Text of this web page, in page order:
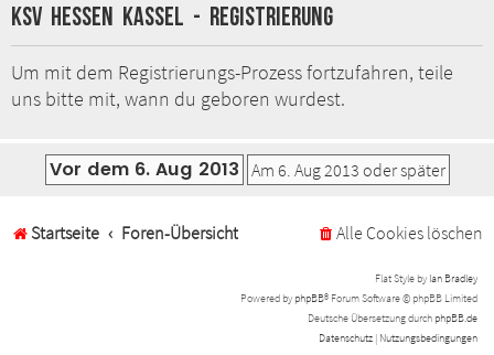
h
KSV Hessen Kassel - Registrierung
Um mit dem Registrierungs-Prozess fortzufahren, teile
uns bitte mit, wann du geboren wurdest.
Startseite Foren-Übersicht Alle Cookies löschen
Flat Style by Ian Bradley
Powered by phpBB® Forum Software © phpBB Limited
Deutsche Übersetzung durch phpBB.de
Datenschutz | Nutzungsbedingungen